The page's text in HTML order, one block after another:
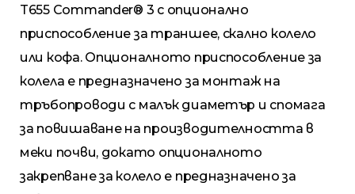
T655 Commander® 3 с опционално
приспособление за траншее, скално колело
или кофа. Опционалното приспособление за
колела е предназначено за монтаж на
тръбопроводи с малък диаметър и спомага
за повишаване на производителността в
меки почви, докато опционалното
закрепване за колело е предназначено за